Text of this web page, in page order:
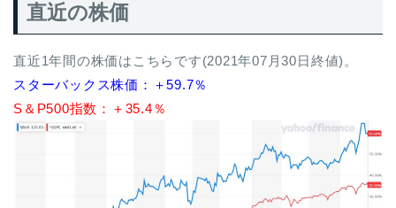
直近の株価
直近1年間の株価はこちらです(2021年07月30日終値)。
スターバックス株価：＋59.7％
S＆P500指数：＋35.4％